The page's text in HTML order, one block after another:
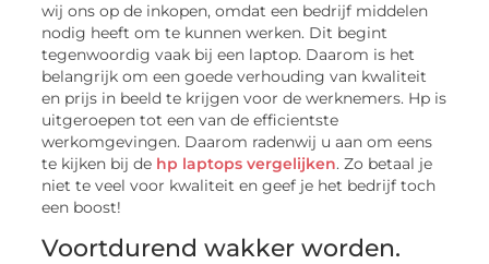
wij ons op de inkopen, omdat een bedrijf middelen
nodig heeft om te kunnen werken. Dit begint
tegenwoordig vaak bij een laptop. Daarom is het
belangrijk om een goede verhouding van kwaliteit
en prijs in beeld te krijgen voor de werknemers. Hp is
uitgeroepen tot een van de efficientste
werkomgevingen. Daarom radenwij u aan om eens
te kijken bij de hp laptops vergelijken. Zo betaal je
niet te veel voor kwaliteit en geef je het bedrijf toch
een boost!
Voortdurend wakker worden.